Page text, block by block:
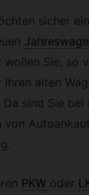
sicher
wollen Sie, so
alten
Da sind Sie bei
von
PKW oder